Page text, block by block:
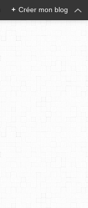
+ Créer mon blog